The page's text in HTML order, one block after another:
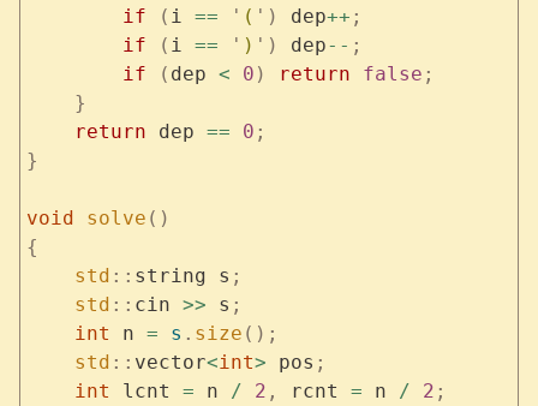
        if
( i == ' ( ' ) dep++ ;
        if
( i == ' ) ' ) dep-- ;
        if
( dep < 0 ) return false ;
    }
    return
dep == 0 ;
}
void solve ()
{
    std
:: string s ;
    std
:: cin >> s ;
    int
n = s . size ();
    std
:: vector<int> pos ;
    int
lcnt = n / 2 , rcnt = n / 2 ;